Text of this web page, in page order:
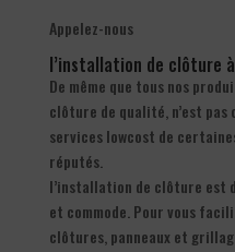
Appelez-nous
l’installation de clôture
De même que tous nos
clôture de qualité, n’est
services lowcost de
réputés.
l’installation de clôture est
et commode. Pour vous
clôtures, panneaux et